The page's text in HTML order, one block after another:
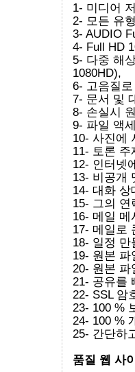
1- 미디어
2- 모든 유
3- AUDIO
4- Full HD
5- 다중 해
1080HD),
6- 고음질
7- 문서 및
8- 손실시
9- 파일 액
10- 사진에
11- 토론 주
12- 인터넷
13- 비공개
14- 대화 상
15- 그의 연
16- 메일 메
17- 메일로
18- 일정 만
19- 원본 파
20- 원본 파
21- 공유를
22- SSL 암
23- 100 %
24- 100 %
25- 간단하
품질 웹 사